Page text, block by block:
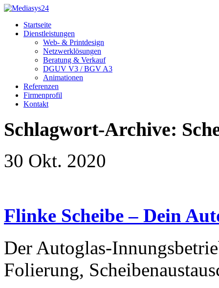
Startseite
Dienstleistungen
Web- & Printdesign
Netzwerklösungen
Beratung & Verkauf
DGUV V3 / BGV A3
Animationen
Referenzen
Firmenprofil
Kontakt
Schlagwort-Archive:
30 Okt. 2020
Flinke Scheibe – Dein
Der Autoglas-
Folierung,